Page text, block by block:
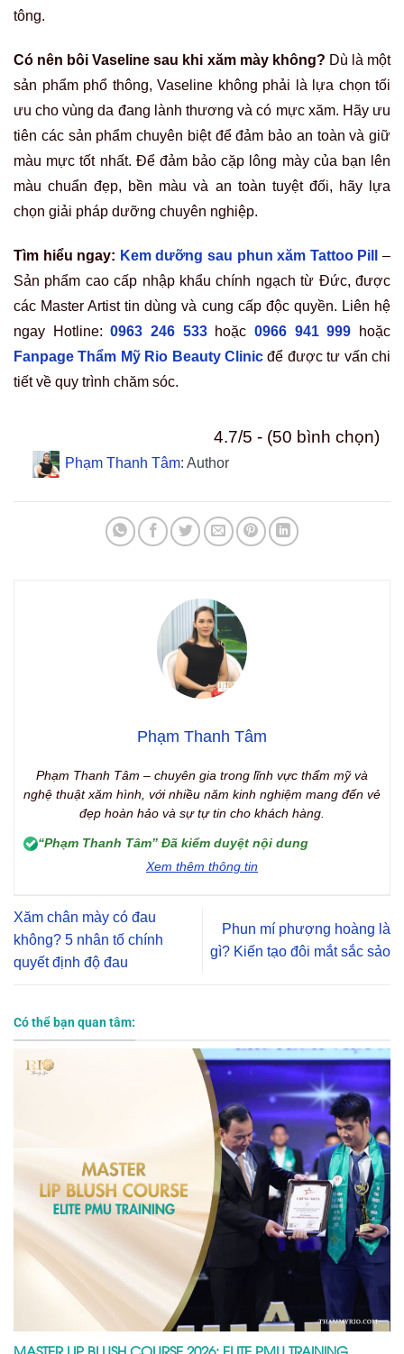
tông.
Có nên bôi Vaseline sau khi xăm mày không? Dù là một
sản phẩm phổ thông, Vaseline không phải là lựa chọn tối
ưu cho vùng da đang lành thương và có mực xăm. Hãy ưu
tiên các sản phẩm chuyên biệt để đảm bảo an toàn và giữ
màu mực tốt nhất. Để đảm bảo cặp lông mày của bạn lên
màu chuẩn đẹp, bền màu và an toàn tuyệt đối, hãy lựa
chọn giải pháp dưỡng chuyên nghiệp.
Tìm hiểu ngay: Kem dưỡng sau phun xăm Tattoo Pill
–
Sản phẩm cao cấp nhập khẩu chính ngạch từ Đức, được
các Master Artist tin dùng và cung cấp độc quyền. Liên hệ
ngay Hotline:0963 246 533hoặc0966 941 999 hoặc
Fanpage Thẩm Mỹ Rio Beauty Clinic để được tư vấn chi
tiết về quy trình chăm sóc.
4.7/5 - (50 bình chọn)
Phạm Thanh Tâm: Author
Phạm Thanh Tâm
Phạm Thanh Tâm – chuyên gia trong lĩnh vực thẩm mỹ và
nghệ thuật xăm hình, với nhiều năm kinh nghiệm mang đến vẻ
đẹp hoàn hảo và sự tự tin cho khách hàng.
“Phạm Thanh Tâm” Đã kiểm duyệt nội dung
Xem thêm thông tin
Xăm chân mày có đau
không? 5 nhân tố chính
quyết định độ đau
Phun mí phượng hoàng là
gì? Kiến tạo đôi mắt sắc sảo
Có thể bạn quan tâm:
MASTER LIP BLUSH COURSE 2026: ELITE PMU TRAINING